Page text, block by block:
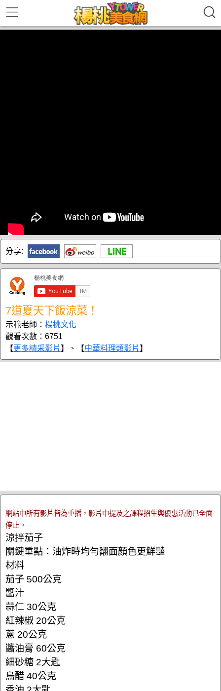
分享:
7道夏天下飯涼菜！
示範老師： 楊桃文化
觀看次數：6751
【更多精采影片 】、【中華料理類影片 】
網站中所有影片皆為重播，影片中提及之課程招生與優惠活動已全面
停止。
涼拌茄子
關鍵重點：油炸時均勻翻面顏色更鮮豔
材料
茄子 500公克
醬汁
蒜仁 30公克
紅辣椒 20公克
蔥 20公克
醬油膏 60公克
細砂糖 2大匙
烏醋 40公克